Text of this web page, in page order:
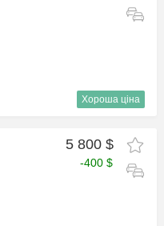
Хороша ціна
5 800 $
-400 $